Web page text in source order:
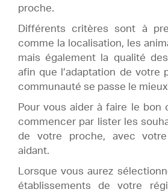
proche.
Différents critères sont à
comme la localisation, les
mais également la qualité
afin que l’adaptation de votre
communauté se passe le
Pour vous aider à faire le bon
commencer par lister les
de votre proche, avec
aidant.
Lorsque vous aurez
établissements de votre